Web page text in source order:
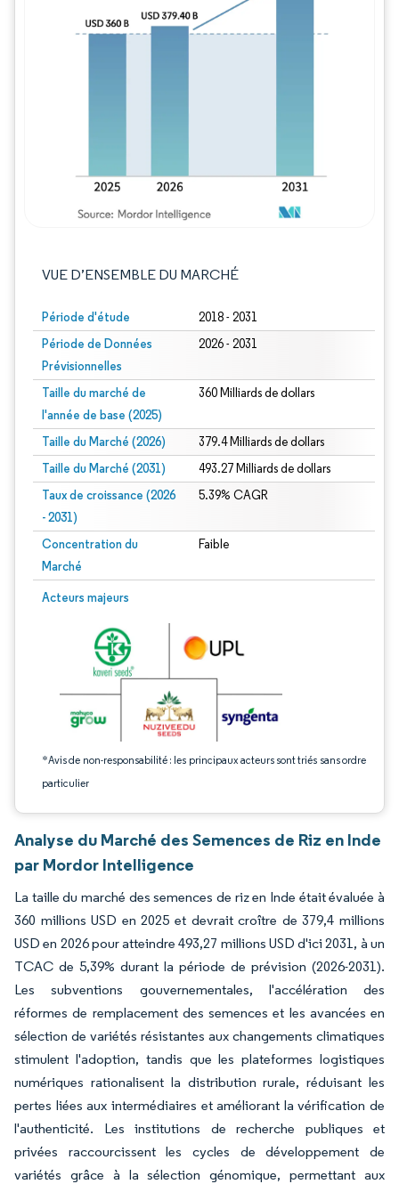
VUE D’ENSEMBLE DU MARCHÉ
Période d'étude 2018 - 2031
Période de Données
Prévisionnelles
2026 - 2031
Taille du marché de
l'année de base (2025)
360 Milliards de dollars
Taille du Marché (2026) 379.4 Milliards de dollars
Taille du Marché (2031) 493.27 Milliards de dollars
Taux de croissance (2026
- 2031)
5.39% CAGR
Concentration du
Marché
Faible
Acteurs majeurs
*Avis de non-responsabilité : les principaux acteurs sont triés sans ordre
particulier
Image © Mordor Intelligence. La réutilisation nécessite une attribution sous CC
Analyse du Marché des Semences de Riz en Inde
par Mordor Intelligence
La taille du marché des semences de riz en Inde était évaluée à
360 millions USD en 2025 et devrait croître de 379,4 millions
USD en 2026 pour atteindre 493,27 millions USD d'ici 2031, à un
TCAC de 5,39% durant la période de prévision (2026-2031).
Les subventions gouvernementales, l'accélération des
réformes de remplacement des semences et les avancées en
sélection de variétés résistantes aux changements climatiques
stimulent l'adoption, tandis que les plateformes logistiques
numériques rationalisent la distribution rurale, réduisant les
pertes liées aux intermédiaires et améliorant la vérification de
l'authenticité. Les institutions de recherche publiques et
privées raccourcissent les cycles de développement de
variétés grâce à la sélection génomique, permettant aux